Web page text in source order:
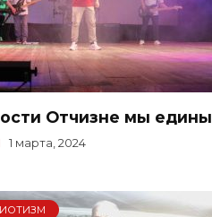
Отчизне мы едины
1 марта, 2024